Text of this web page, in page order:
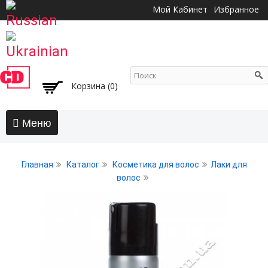
основному
Мой Кабинет Избранное
Корзина (0)
АКЦИИ
Бальзамы и кондиционеры
Безсульфатный уход
Воски, пасты, глина, помады для волос
Главная Каталог Косметика для волос
Лаки для
волос